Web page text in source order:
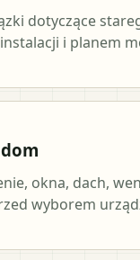
dotyczące
i planem
okna, dach,
wyborem